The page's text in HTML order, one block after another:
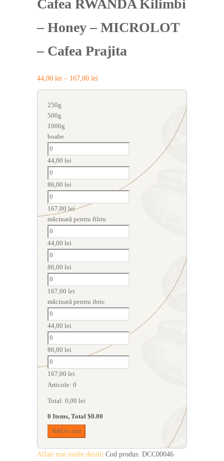
Cafea RWANDA Kilimbi
– Honey – MICROLOT
– Cafea Prajita
44,00 lei – 167,00 lei
250g
500g
1000g
boabe
44,00 lei
86,00 lei
167,00 lei
măcinată pentru filtru
44,00 lei
86,00 lei
167,00 lei
măcinată pentru ibric
44,00 lei
86,00 lei
167,00 lei
Articole: 0
Total: 0,00 lei
0 Items, Total $0.00
Add to cart
Aflați mai multe detalii Cod produs: DCC00046